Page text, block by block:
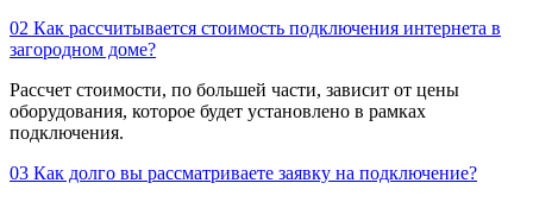
02 Как рассчитывается стоимость подключения интернета в
загородном доме?
Рассчет стоимости, по большей части, зависит от цены
оборудования, которое будет установлено в рамках
подключения.
03 Как долго вы рассматриваете заявку на подключение?